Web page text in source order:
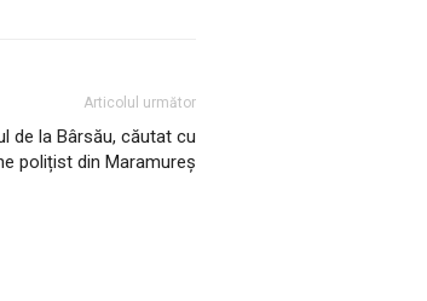
Articolul următor
de la Bârsău, căutat cu
polițist din Maramureș